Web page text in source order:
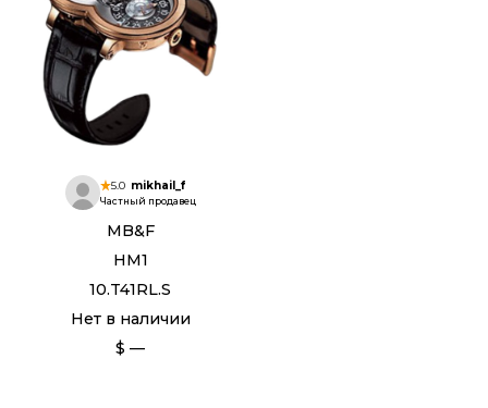
5.0 mikhail_f
Частный продавец
MB&F
HM1
10.T41RL.S
Нет в наличии
$ —